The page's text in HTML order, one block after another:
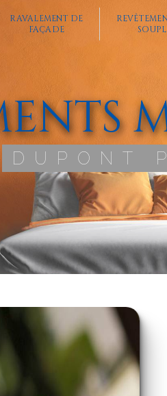
RAVALEMENT DE
FAÇADE
DUPONT